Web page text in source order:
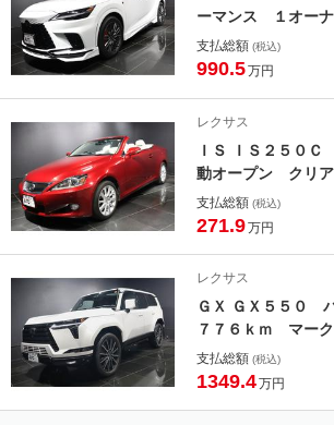
ーマンス １オー
ソン ＴＲＤエア
Ｔマフラー 輻射
レーション機能付
ＨＵＤ
支払総額 (税込)
990.5万円
レクサス
ＩＳ ＩＳ２５０
動オープン クリ
ッドコンビハンド
ベンチレーション
デオ再生 ドライブ
支払総額 (税込)
271.9万円
レクサス
ＧＸ ＧＸ５５０
７７６ｋｍ マー
パノラマルーフ デ
ラー メーカー前後
支払総額 (税込)
1349.4万円